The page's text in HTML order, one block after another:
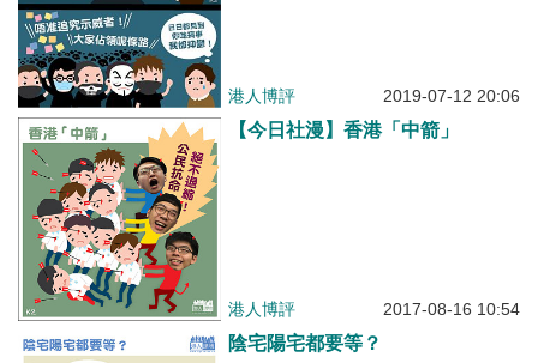
港人博評 2019-07-12 20:06
【今日社漫】香港「中箭」
港人博評 2017-08-16 10:54
陰宅陽宅都要等？